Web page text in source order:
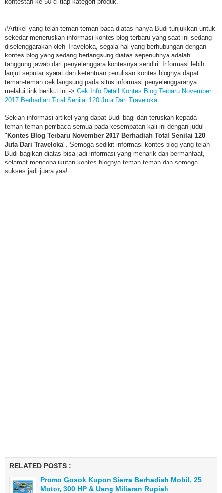
kontestan ke-50 di tiap kategori produk.
#Artikel yang telah teman-teman baca diatas hanya Budi tunjukkan untuk
sekedar meneruskan informasi kontes blog terbaru yang saat ini sedang
diselenggarakan oleh Traveloka, segala hal yang berhubungan dengan
kontes blog yang sedang berlangsung diatas sepenuhnya adalah
tanggung jawab dari penyelenggara kontesnya sendiri. Informasi lebih
lanjut seputar syarat dan ketentuan penulisan kontes blognya dapat
teman-teman cek langsung pada situs informasi penyelenggaranya
melalui link berikut ini -> Cek Info Detail Kontes Blog Terbaru November
2017 Berhadiah Total Senilai 120 Juta Dari Traveloka
Sekian informasi artikel yang dapat Budi bagi dan teruskan kepada
teman-teman pembaca semua pada kesempatan kali ini dengan judul
"Kontes Blog Terbaru November 2017 Berhadiah Total Senilai 120
Juta Dari Traveloka". Semoga sedikit informasi kontes blog yang telah
Budi bagikan diatas bisa jadi informasi yang menarik dan bermanfaat,
selamat mencoba ikutan kontes blognya teman-teman dan semoga
sukses jadi juara yaa!
RELATED POSTS :
Promo Gosok Kupon Sierra Berhadiah Mobil, 25
Motor, 300 HP & Uang Miliaran Rupiah